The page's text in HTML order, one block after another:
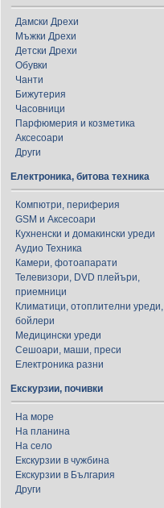
Дамски Дрехи
Мъжки Дрехи
Детски Дрехи
Обувки
Чанти
Бижутерия
Часовници
Парфюмерия и козметика
Аксесоари
Други
Електроника, битова техника
Компютри, периферия
GSM и Аксесоари
Кухненски и домакински уреди
Аудио Техника
Камери, фотоапарати
Телевизори, DVD плейъри,
приемници
Климатици, отоплителни уреди,
бойлери
Медицински уреди
Сешоари, маши, преси
Електроника разни
Екскурзии, почивки
На море
На планина
На село
Екскурзии в чужбина
Екскурзии в България
Други